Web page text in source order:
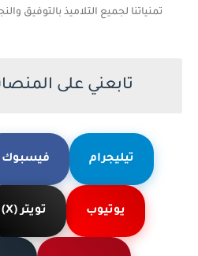
تمنياتنا لجميع التلاميذ بالتوفيق
تابعني على
تيليجرام فيسبوك
يوتيوب تويتر (X)